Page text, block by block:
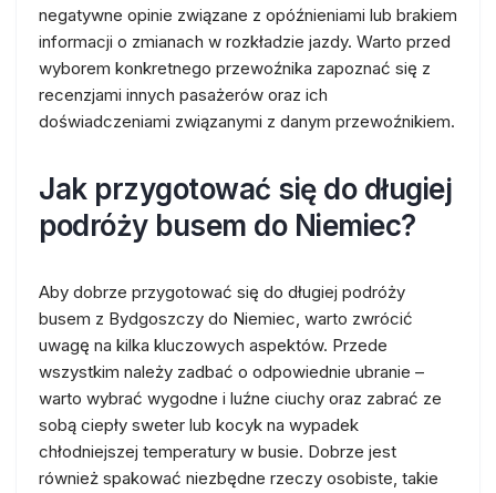
negatywne opinie związane z opóźnieniami lub brakiem
informacji o zmianach w rozkładzie jazdy. Warto przed
wyborem konkretnego przewoźnika zapoznać się z
recenzjami innych pasażerów oraz ich
doświadczeniami związanymi z danym przewoźnikiem.
Jak przygotować się do długiej
podróży busem do Niemiec?
Aby dobrze przygotować się do długiej podróży
busem z Bydgoszczy do Niemiec, warto zwrócić
uwagę na kilka kluczowych aspektów. Przede
wszystkim należy zadbać o odpowiednie ubranie –
warto wybrać wygodne i luźne ciuchy oraz zabrać ze
sobą ciepły sweter lub kocyk na wypadek
chłodniejszej temperatury w busie. Dobrze jest
również spakować niezbędne rzeczy osobiste, takie